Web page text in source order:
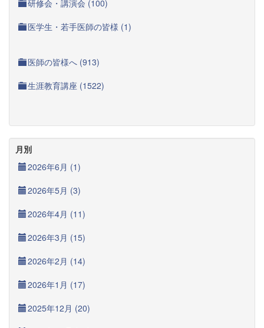
研修会・講演会 (100)
医学生・若手医師の皆様 (1)
医師の皆様へ (913)
生涯教育講座 (1522)
月別
2026年6月 (1)
2026年5月 (3)
2026年4月 (11)
2026年3月 (15)
2026年2月 (14)
2026年1月 (17)
2025年12月 (20)